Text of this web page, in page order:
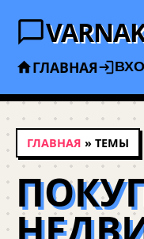
ГЛАВНАЯ
ГЛАВНАЯ » ТЕМЫ